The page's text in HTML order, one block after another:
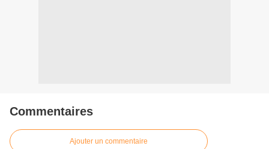
Commentaires
Ajouter un commentaire